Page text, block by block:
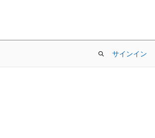
サインイン